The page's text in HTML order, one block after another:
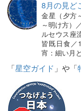
8月の見ど
金星（夕方
～明け方）
ルセウス座
皆既日食／
宵：細い月
「星空ガイド 」や「